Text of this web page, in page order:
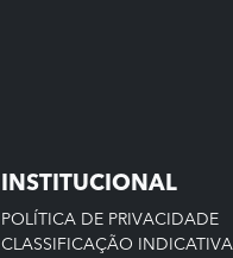
INSTITUCIONAL
POLÍTICA DE PRIVACIDADE
CLASSIFICAÇÃO INDICATIVA